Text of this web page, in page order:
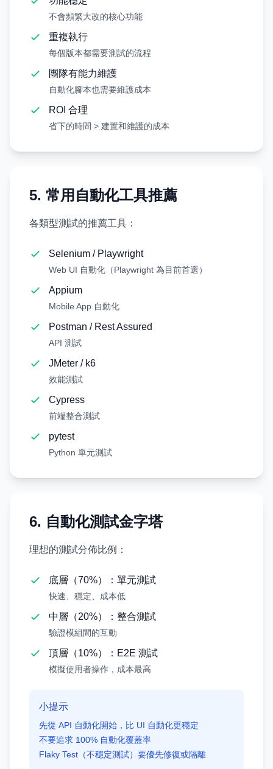
不會頻繁大改的核心功能
重複執行
每個版本都需要測試的流程
團隊有能力維護
自動化腳本也需要維護成本
ROI 合理
省下的時間 > 建置和維護的成本
5. 常用自動化工具推薦
各類型測試的推薦工具：
Selenium / Playwright
Web UI 自動化（Playwright 為目前首選）
Appium
Mobile App 自動化
Postman / Rest Assured
API 測試
JMeter / k6
效能測試
Cypress
前端整合測試
pytest
Python 單元測試
6. 自動化測試金字塔
理想的測試分佈比例：
底層（70%）：單元測試
快速、穩定、成本低
中層（20%）：整合測試
驗證模組間的互動
頂層（10%）：E2E 測試
模擬使用者操作，成本最高
小提示
先從 API 自動化開始，比 UI 自動化更穩定
不要追求 100% 自動化覆蓋率
Flaky Test（不穩定測試）要優先修復或隔離